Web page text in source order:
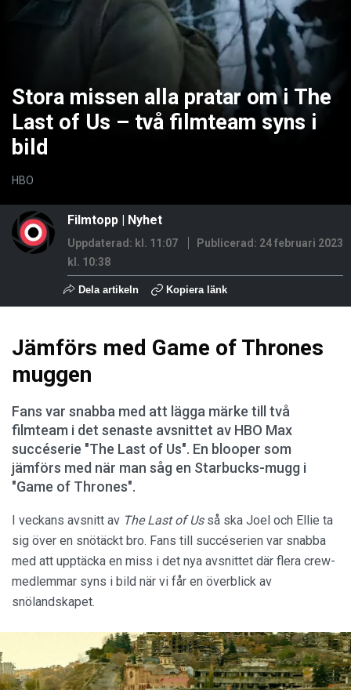
Stora missen alla pratar om i The
Last of Us – två filmteam syns i
bild
HBO
Filmtopp | Nyhet
Uppdaterad: kl. 11:07 Publicerad: 24 februari 2023
kl. 10:38
Dela artikeln Kopiera länk
Jämförs med Game of Thrones
muggen
Fans var snabba med att lägga märke till två
filmteam i det senaste avsnittet av HBO Max
succéserie "The Last of Us". En blooper som
jämförs med när man såg en Starbucks-mugg i
"Game of Thrones".
I veckans avsnitt av The Last of Usså ska Joel och Ellie ta
sig över en snötäckt bro. Fans till succéserien var snabba
med att upptäcka en miss i det nya avsnittet där flera crew-
medlemmar syns i bild när vi får en överblick av
snölandskapet.